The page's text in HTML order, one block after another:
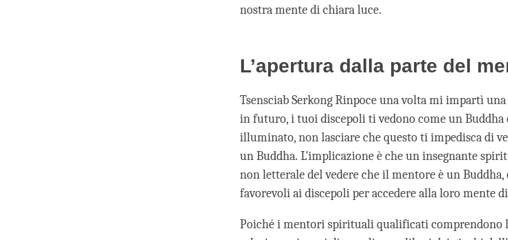
nostra mente di chiara luce.
L’apertura dalla parte del
Tsensciab Serkong Rinpoce una volta mi impartì
in futuro, i tuoi discepoli ti vedono come un Buddha
illuminato, non lasciare che questo ti impedisca di
un Buddha. L'implicazione è che un insegnante
non letterale del vedere che il mentore è un
favorevoli ai discepoli per accedere alla loro mente
Poiché i mentori spirituali qualificati comprendono